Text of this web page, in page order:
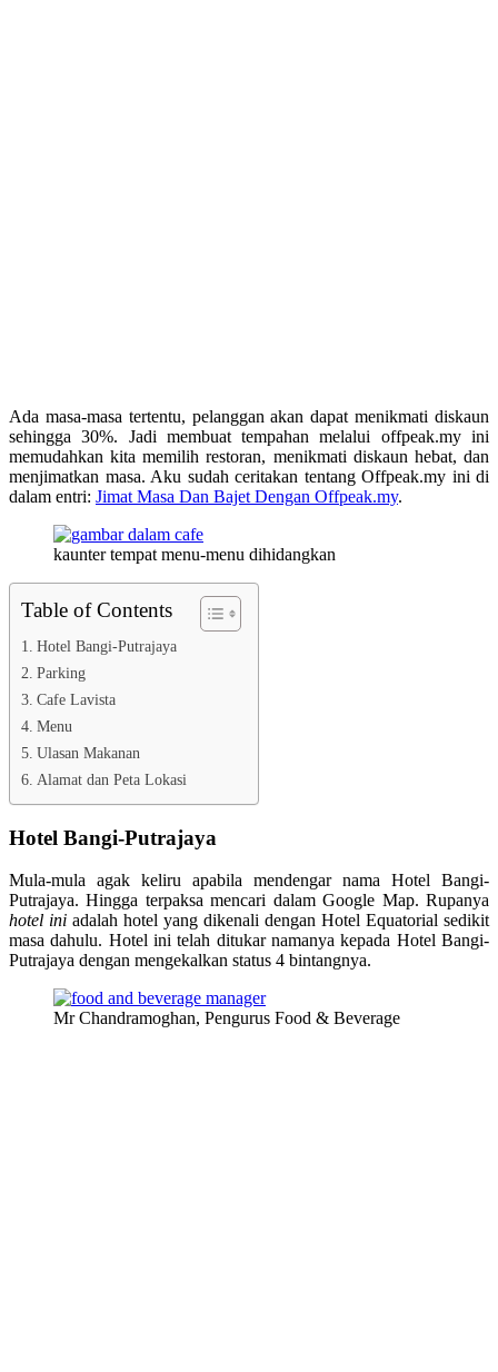
Ada masa-masa tertentu, pelanggan akan dapat menikmati diskaun
sehingga 30%. Jadi membuat tempahan melalui offpeak.my ini
memudahkan kita memilih restoran, menikmati diskaun hebat, dan
menjimatkan masa. Aku sudah ceritakan tentang Offpeak.my ini di
dalam entri: Jimat Masa Dan Bajet Dengan Offpeak.my.
kaunter tempat menu-menu dihidangkan
Table of Contents
Hotel Bangi-Putrajaya
Parking
Cafe Lavista
Menu
Ulasan Makanan
Alamat dan Peta Lokasi
Hotel Bangi-Putrajaya
Mula-mula agak keliru apabila mendengar nama Hotel Bangi-
Putrajaya. Hingga terpaksa mencari dalam Google Map. Rupanya
hotel ini adalah hotel yang dikenali dengan Hotel Equatorial sedikit
masa dahulu. Hotel ini telah ditukar namanya kepada Hotel Bangi-
Putrajaya dengan mengekalkan status 4 bintangnya.
Mr Chandramoghan, Pengurus Food & Beverage